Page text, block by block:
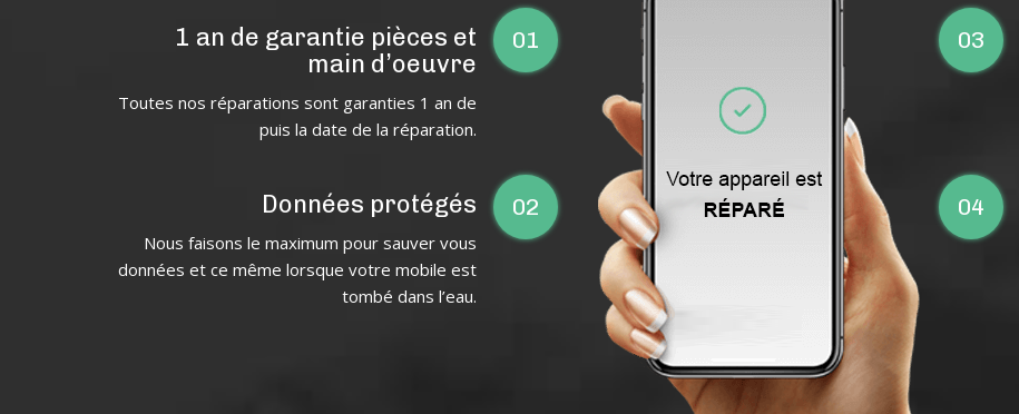
01
1 an de garantie pièces et
main d’oeuvre
Toutes nos réparations sont garanties 1 an de
puis la date de la réparation.
02
Données protégés
Nous faisons le maximum pour sauver vous
données et ce même lorsque votre mobile est
tombé dans l’eau.
03
04